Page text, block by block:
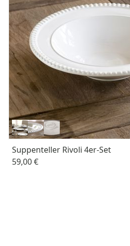
Suppenteller Rivoli 4er-Set
59,00 €